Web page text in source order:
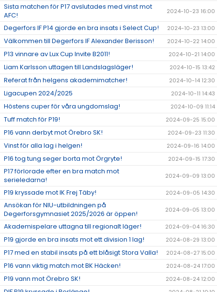
Sista matchen för P17 avslutades med vinst mot
AFC!
2024-10-23 16:00
Degerfors IF P14 gjorde en bra insats i Select Cup! 2024-10-23 13:00
Välkommen till Degerfors IF Alexander Berisson! 2024-10-22 14:00
P13 vinnare av Lux Cup Invite B2011! 2024-10-21 14:00
Liam Karlsson uttagen till Landslagsläger! 2024-10-15 13:42
Referat från helgens akademimatcher! 2024-10-14 12:30
Ligacupen 2024/2025 2024-10-11 14:43
Höstens cuper för våra ungdomslag! 2024-10-09 11:14
Tuff match för P19! 2024-09-25 15:00
P16 vann derbyt mot Örebro SK! 2024-09-23 11:30
Vinst för alla lag i helgen! 2024-09-16 14:00
P16 tog tung seger borta mot Örgryte! 2024-09-15 17:30
P17 förlorade efter en bra match mot
serieledarna!
2024-09-09 13:00
P19 kryssade mot IK Frej Täby! 2024-09-05 14:30
Ansökan för NIU-utbildningen på
Degerforsgymnasiet 2025/2026 är öppen!
2024-09-05 13:00
Akademispelare uttagna till regionalt läger! 2024-09-04 16:30
P19 gjorde en bra insats mot ett division 1 lag! 2024-08-29 13:00
P17 med en stabil insats på ett blåsigt Stora Valla! 2024-08-27 15:00
P16 vann viktig match mot BK Häcken! 2024-08-24 17:00
P19 vann mot Örebro SK! 2024-08-24 12:00